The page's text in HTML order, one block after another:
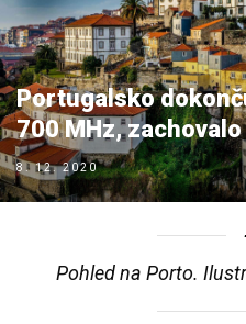
Portugalsko
700 MHz,
8. 12. 2020
Pohled na Porto.